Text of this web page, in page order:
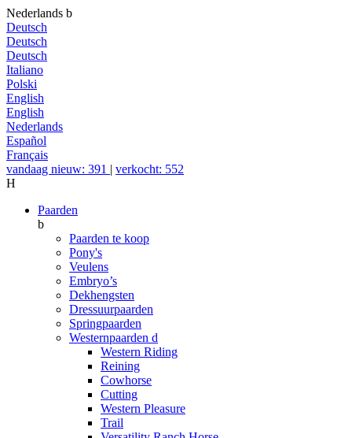
Nederlands b
Deutsch
Deutsch
Deutsch
Italiano
Polski
English
English
Nederlands
Español
Français
vandaag nieuw: 391 | verkocht: 552
H
Paarden
b
Paarden te koop
Pony's
Veulens
Embryo’s
Dekhengsten
Dressuurpaarden
Springpaarden
Westernpaarden d
Western Riding
Reining
Cowhorse
Cutting
Western Pleasure
Trail